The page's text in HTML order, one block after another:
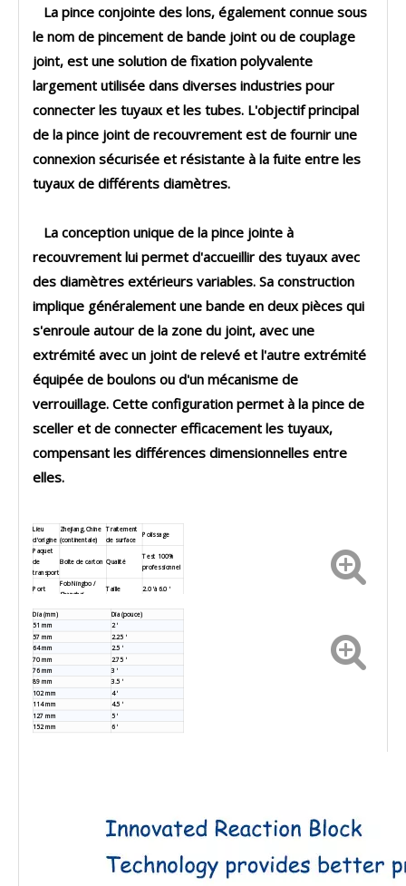
La pince conjointe des lons, également connue sous
le nom de pincement de bande joint ou de couplage
joint, est une solution de fixation polyvalente
largement utilisée dans diverses industries pour
connecter les tuyaux et les tubes. L'objectif principal
de la pince joint de recouvrement est de fournir une
connexion sécurisée et résistante à la fuite entre les
tuyaux de différents diamètres.
La conception unique de la pince jointe à
recouvrement lui permet d'accueillir des tuyaux avec
des diamètres extérieurs variables. Sa construction
implique généralement une bande en deux pièces qui
s'enroule autour de la zone du joint, avec une
extrémité avec un joint de relevé et l'autre extrémité
équipée de boulons ou d'un mécanisme de
verrouillage. Cette configuration permet à la pince de
sceller et de connecter efficacement les tuyaux,
compensant les différences dimensionnelles entre
elles.
Lieu
d'origine
Zhejiang, Chine
(continentale)
Traitement
de surface
Polissage
Paquet
de
transport
Boîte de carton Qualité
Test 100%
professionnel
Port
Fob Ningbo /
Shanghai
Taille 2.0 'à 6.0 '
Fonctionn
alité
1. La bande formée à l'emploi avec étape
fournit une installation rapide et précise.
2. Les attaches plaquées haute résistance
peuvent être incendiées de chaque côté de
Dia (mm) Dia (pouce)
51 mm 2 '
57 mm 2.25 '
64 mm
2.5 '
70 mm
2.75 '
76 mm 3 '
89 mm
3.5 '
102 mm
4 '
114 mm 4.5 '
127 mm
5 '
152 mm
6 '